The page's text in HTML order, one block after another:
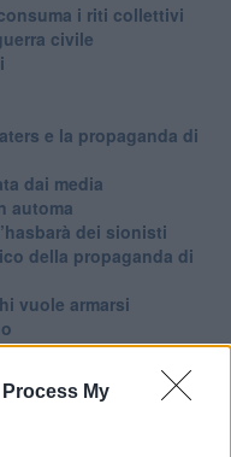
Process My
i riti collettivi
civile
e la propaganda di
dai media
automa
dei sionisti
della propaganda di
vuole armarsi
la vita sulla terra
della carne e dei
spese militari